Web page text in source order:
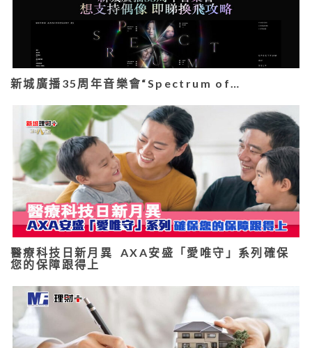
新城廣播35周年音樂會“Spectrum of…
醫療科技日新月異 AXA安盛「愛唯守」系列確保
您的保障跟得上